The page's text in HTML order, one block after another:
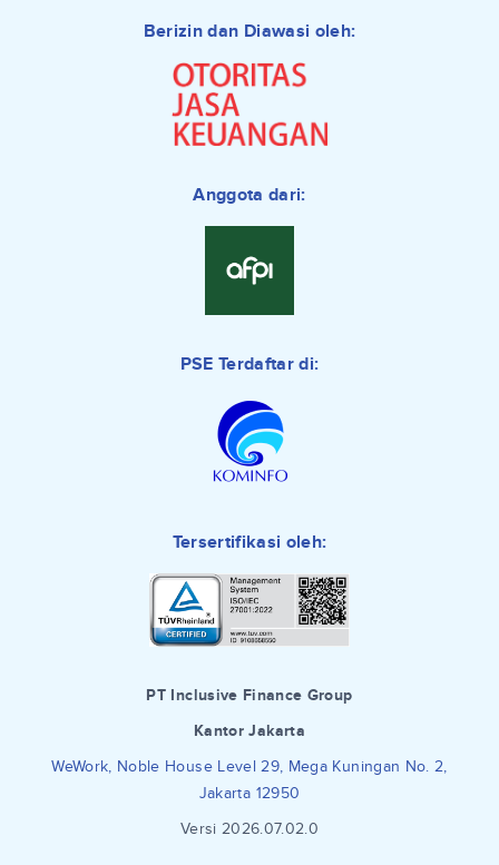
Berizin dan Diawasi oleh:
Anggota dari:
PSE Terdaftar di:
Tersertifikasi oleh:
PT Inclusive Finance Group
Kantor Jakarta
WeWork, Noble House Level 29, Mega Kuningan No. 2,
Jakarta 12950
Versi 2026.07.02.0